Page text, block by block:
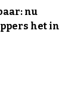
nu
het in